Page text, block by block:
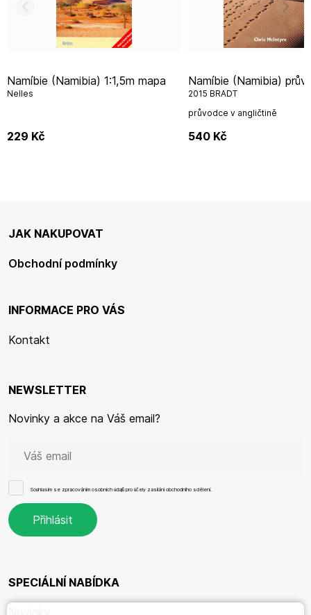
Namíbie (Namibia) 1:1,5m mapa
Nelles
229 Kč
Namíbie (Namibia) průvodce 5th
2015 BRADT
průvodce v angličtině
540 Kč
JAK NAKUPOVAT
Obchodní podmínky
INFORMACE PRO VÁS
Kontakt
NEWSLETTER
Novinky a akce na Váš email?
Souhlasím se zpracováním osobních údajů pro účely zasílání obchodního sdělení.
SPECIÁLNÍ NABÍDKA